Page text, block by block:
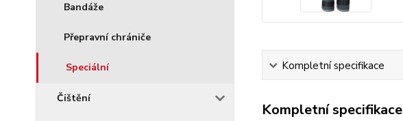
Bandáže
Přepravní chrániče
Speciální
Čištění
Kompletní specifikace
Kompletní specifikace